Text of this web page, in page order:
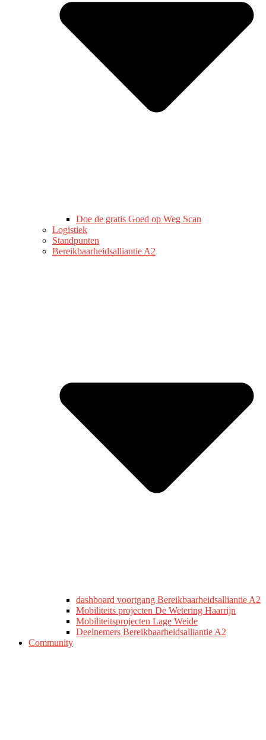
Doe de gratis Goed op Weg Scan
Logistiek
Standpunten
Bereikbaarheidsalliantie A2
dashboard voortgang Bereikbaarheidsalliantie A2
Mobiliteits projecten De Wetering Haarrijn
Mobiliteitsprojecten Lage Weide
Deelnemers Bereikbaarheidsalliantie A2
Community